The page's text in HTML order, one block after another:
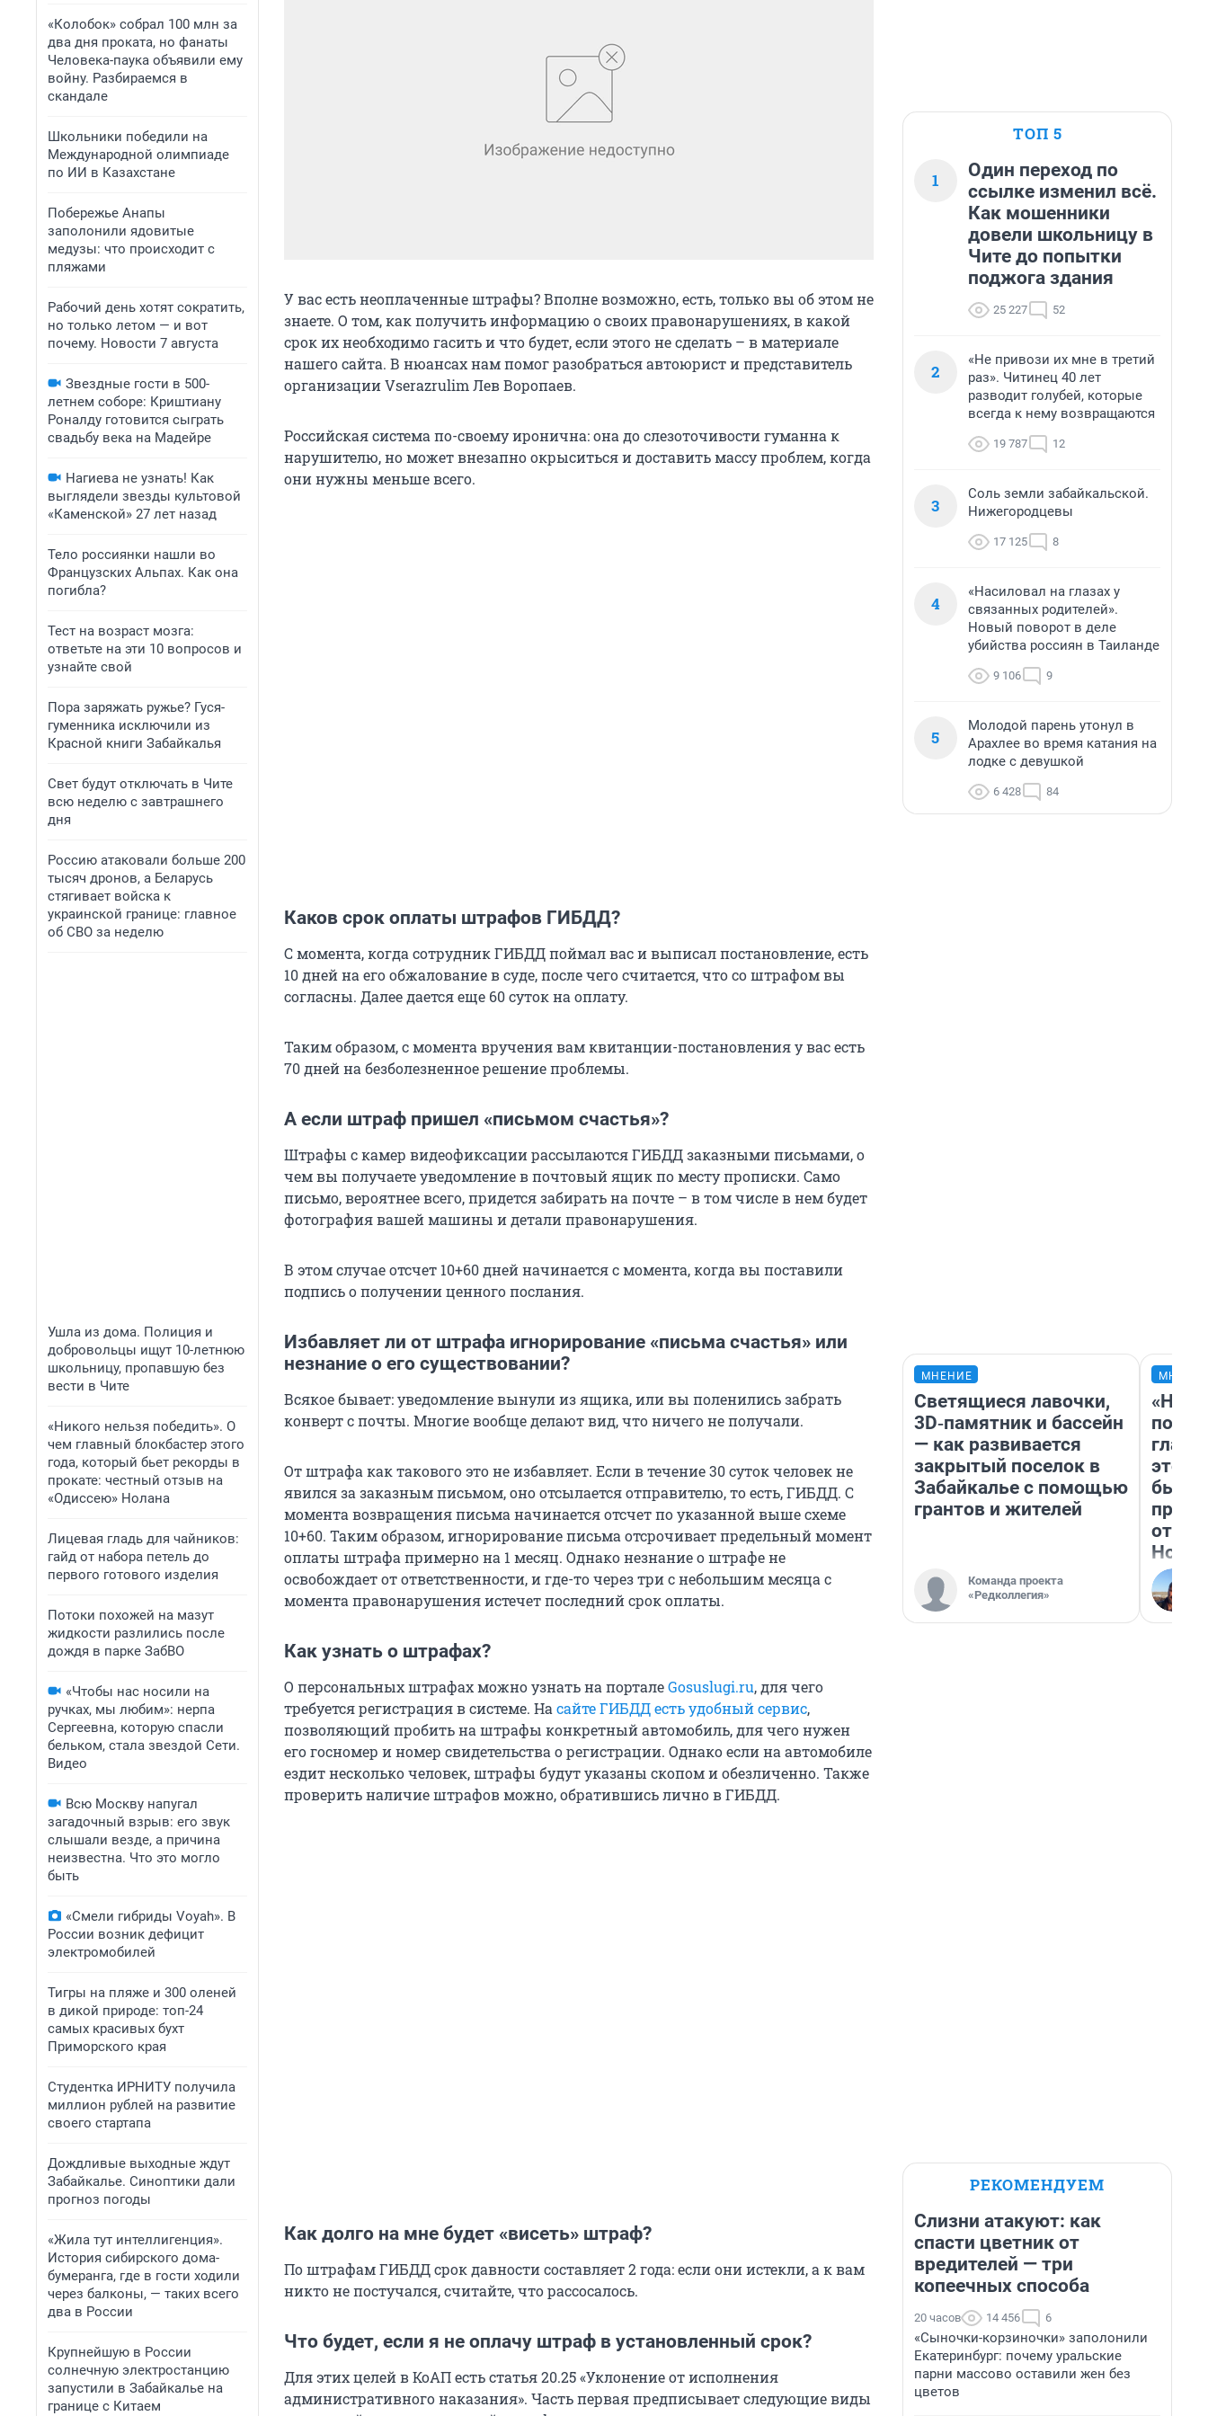
«Колобок» собрал 100 млн за
два дня проката, но фанаты
Человека-паука объявили ему
войну. Разбираемся в
скандале
Школьники победили на
Международной олимпиаде
по ИИ в Казахстане
Побережье Анапы
заполонили ядовитые
медузы: что происходит с
пляжами
Рабочий день хотят сократить,
но только летом — и вот
почему. Новости 7 августа
Звездные гости в 500-
летнем соборе: Криштиану
Роналду готовится сыграть
свадьбу века на Мадейре
Нагиева не узнать! Как
выглядели звезды культовой
«Каменской» 27 лет назад
Тело россиянки нашли во
Французских Альпах. Как она
погибла?
Тест на возраст мозга:
ответьте на эти 10 вопросов и
узнайте свой
Пора заряжать ружье? Гуся-
гуменника исключили из
Красной книги Забайкалья
Свет будут отключать в Чите
всю неделю с завтрашнего
дня
Россию атаковали больше 200
тысяч дронов, а Беларусь
стягивает войска к
украинской границе: главное
об СВО за неделю
Ушла из дома. Полиция и
добровольцы ищут 10-летнюю
школьницу, пропавшую без
вести в Чите
«Никого нельзя победить». О
чем главный блокбастер этого
года, который бьет рекорды в
прокате: честный отзыв на
«Одиссею» Нолана
Лицевая гладь для чайников:
гайд от набора петель до
первого готового изделия
Потоки похожей на мазут
жидкости разлились после
дождя в парке ЗабВО
«Чтобы нас носили на
ручках, мы любим»: нерпа
Сергеевна, которую спасли
бельком, стала звездой Сети.
Видео
Всю Москву напугал
загадочный взрыв: его звук
слышали везде, а причина
неизвестна. Что это могло
быть
«Смели гибриды Voyah». В
России возник дефицит
электромобилей
Тигры на пляже и 300 оленей
в дикой природе: топ-24
самых красивых бухт
Приморского края
Студентка ИРНИТУ получила
миллион рублей на развитие
своего стартапа
Дождливые выходные ждут
Забайкалье. Синоптики дали
прогноз погоды
«Жила тут интеллигенция».
История сибирского дома-
бумеранга, где в гости ходили
через балконы, — таких всего
два в России
Крупнейшую в России
солнечную электростанцию
запустили в Забайкалье на
границе с Китаем
У вас есть неоплаченные штрафы? Вполне возможно, есть, только вы об этом не
знаете. О том, как получить информацию о своих правонарушениях, в какой
срок их необходимо гасить и что будет, если этого не сделать – в материале
нашего сайта. В нюансах нам помог разобраться автоюрист и представитель
организации Vserazrulim Лев Воропаев.
Российская система по-своему иронична: она до слезоточивости гуманна к
нарушителю, но может внезапно окрыситься и доставить массу проблем, когда
они нужны меньше всего.
Каков срок оплаты штрафов ГИБДД?
С момента, когда сотрудник ГИБДД поймал вас и выписал постановление, есть
10 дней на его обжалование в суде, после чего считается, что со штрафом вы
согласны. Далее дается еще 60 суток на оплату.
Таким образом, с момента вручения вам квитанции-постановления у вас есть
70 дней на безболезненное решение проблемы.
А если штраф пришел «письмом счастья»?
Штрафы с камер видеофиксации рассылаются ГИБДД заказными письмами, о
чем вы получаете уведомление в почтовый ящик по месту прописки. Само
письмо, вероятнее всего, придется забирать на почте – в том числе в нем будет
фотография вашей машины и детали правонарушения.
В этом случае отсчет 10+60 дней начинается с момента, когда вы поставили
подпись о получении ценного послания.
Избавляет ли от штрафа игнорирование «письма счастья» или
незнание о его существовании?
Всякое бывает: уведомление вынули из ящика, или вы поленились забрать
конверт с почты. Многие вообще делают вид, что ничего не получали.
От штрафа как такового это не избавляет. Если в течение 30 суток человек не
явился за заказным письмом, оно отсылается отправителю, то есть, ГИБДД. С
момента возвращения письма начинается отсчет по указанной выше схеме
10+60. Таким образом, игнорирование письма отсрочивает предельный момент
оплаты штрафа примерно на 1 месяц. Однако незнание о штрафе не
освобождает от ответственности, и где-то через три с небольшим месяца с
момента правонарушения истечет последний срок оплаты.
Как узнать о штрафах?
О персональных штрафах можно узнать на порталеGosuslugi.ru, для чего
требуется регистрация в системе. На сайте ГИБДД есть удобный сервис,
позволяющий пробить на штрафы конкретный автомобиль, для чего нужен
его госномер и номер свидетельства о регистрации. Однако если на автомобиле
ездит несколько человек, штрафы будут указаны скопом и обезличенно. Также
проверить наличие штрафов можно, обратившись лично в ГИБДД.
Как долго на мне будет «висеть» штраф?
По штрафам ГИБДД срок давности составляет 2 года: если они истекли, а к вам
никто не постучался, считайте, что рассосалось.
Что будет, если я не оплачу штраф в установленный срок?
Для этих целей в КоАП есть статья 20.25 «Уклонение от исполнения
административного наказания». Часть первая предписывает следующие виды
ТОП 5
1
Один переход по
ссылке изменил всё.
Как мошенники
довели школьницу в
Чите до попытки
поджога здания
25 227 52
2
«Не привози их мне в третий
раз». Читинец 40 лет
разводит голубей, которые
всегда к нему возвращаются
19 787 12
3
Соль земли забайкальской.
Нижегородцевы
17 125 8
4
«Насиловал на глазах у
связанных родителей».
Новый поворот в деле
убийства россиян в Таиланде
9 106 9
5
Молодой парень утонул в
Арахлее во время катания на
лодке с девушкой
6 428 84
МНЕНИЕ
Светящиеся лавочки,
3D‑памятник и бассейн
— как развивается
закрытый поселок в
Забайкалье с помощью
грантов и жителей
Команда проекта
«Редколлегия»
этого
бьет
РЕКОМЕНДУЕМ
Слизни атакуют: как
спасти цветник от
вредителей — три
копеечных способа
20 часов 14 456 6
«Сыночки-корзиночки» заполонили
Екатеринбург: почему уральские
парни массово оставили жен без
цветов